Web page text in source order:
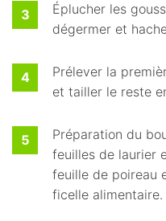
Éplucher les
dégermer et
Prélever la
et tailler le reste
Préparation du
feuilles de laurier
feuille de poireau
ficelle alimentaire.